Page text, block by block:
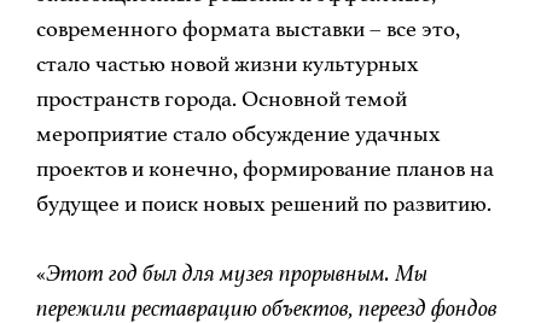
современного формата выставки – все это,
стало частью новой жизни культурных
пространств города. Основной темой
мероприятие стало обсуждение удачных
проектов и конечно, формирование планов на
будущее и поиск новых решений по развитию.
«Этот год был для музея прорывным. Мы
пережили реставрацию объектов, переезд фондов